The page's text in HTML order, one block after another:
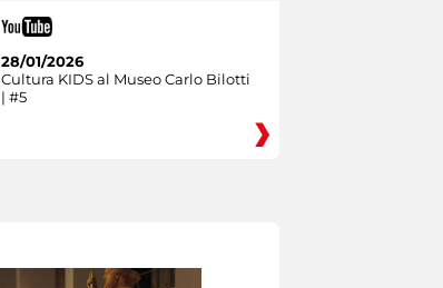
28/01/2026
Cultura KIDS al Museo Carlo Bilotti
| #5